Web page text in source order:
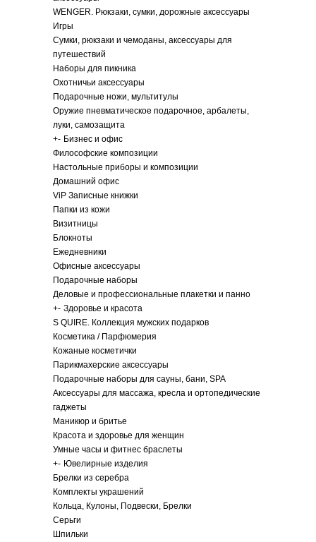
WENGER. Рюкзаки, сумки, дорожные аксессуары
Игры
Сумки, рюкзаки и чемоданы, аксессуары для
путешествий
Наборы для пикника
Охотничьи аксессуары
Подарочные ножи, мультитулы
Оружие пневматическое подарочное, арбалеты,
луки, самозащита
+- Бизнес и офис
Философские композиции
Настольные приборы и композиции
Домашний офис
ViP Записные книжки
Папки из кожи
Визитницы
Блокноты
Ежедневники
Офисные аксессуары
Подарочные наборы
Деловые и профессиональные плакетки и панно
+- Здоровье и красота
S QUIRE. Коллекция мужских подарков
Косметика / Парфюмерия
Кожаные косметички
Парикмахерские аксессуары
Подарочные наборы для сауны, бани, SPA
Аксессуары для массажа, кресла и ортопедические
гаджеты
Маникюр и бритье
Красота и здоровье для женщин
Умные часы и фитнес браслеты
+- Ювелирные изделия
Брелки из серебра
Комплекты украшений
Кольца, Кулоны, Подвески, Брелки
Серьги
Шпильки